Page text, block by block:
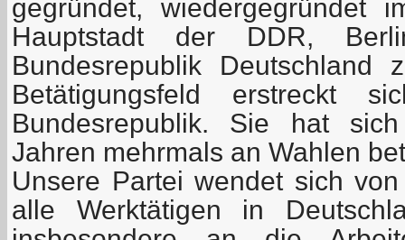
gegründet, wiedergegründet
Hauptstadt der DDR,
Bundesrepublik Deutschland
Betätigungsfeld erstreckt
Bundesrepublik. Sie hat
Jahren mehrmals an Wahlen
Unsere Partei wendet sich
alle Werktätigen in